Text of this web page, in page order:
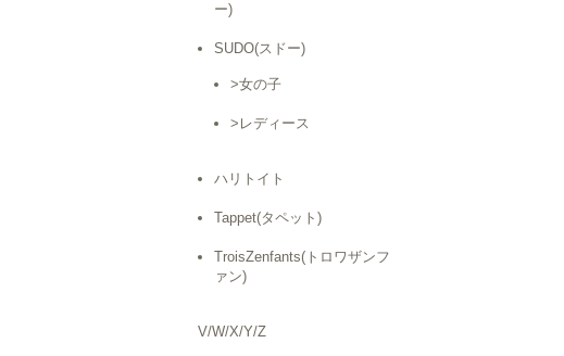
ー)
SUDO(スドー)
>女の子
>レディース
ハリトイト
Tappet(タペット)
TroisZenfants(トロワザンフ
ァン)
V/W/X/Y/Z